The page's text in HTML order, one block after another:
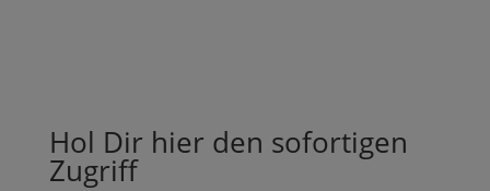
Hol Dir hier den sofortigen
Zugriff